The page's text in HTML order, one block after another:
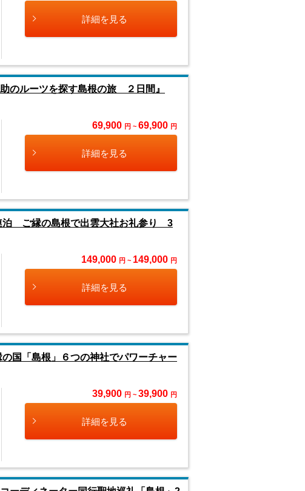
詳細を見る
のルーツを探す島根の旅 ２日間』
69,900 円 ~ 69,900 円
詳細を見る
泊 ご縁の島根で出雲大社お礼参り 3
149,000 円 ~ 149,000 円
詳細を見る
国「島根」６つの神社でパワーチャー
39,900 円 ~ 39,900 円
詳細を見る